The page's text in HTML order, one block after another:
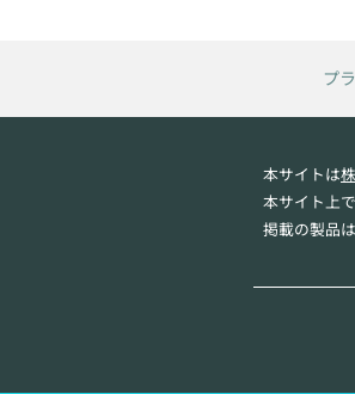
プ
本サイトは
本サイト上
掲載の製品